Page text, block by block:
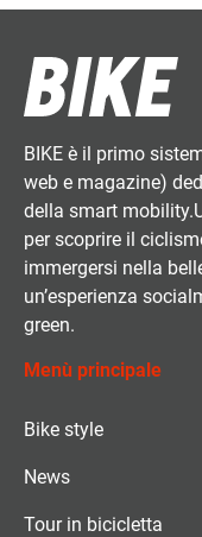
BIKE è il primo
web e magazine)
della smart
per scoprire il
immergersi nella
un’esperienza
green.
Menù principale
Bike style
News
Tour in bicicletta